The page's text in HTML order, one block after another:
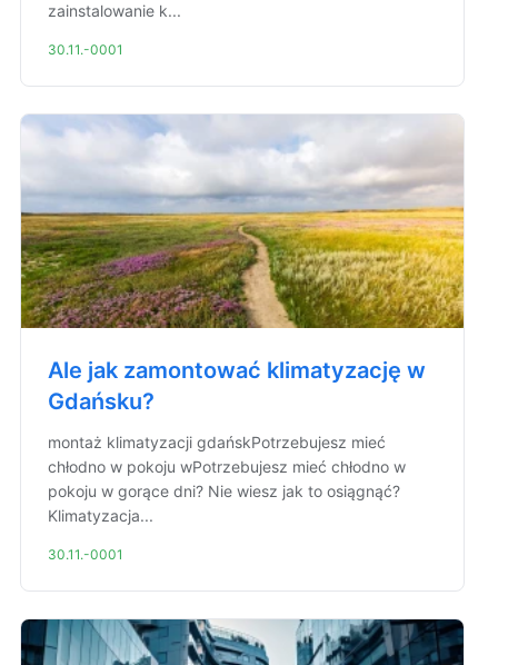
zainstalowanie k...
30.11.-0001
Ale jak zamontować klimatyzację w
Gdańsku?
montaż klimatyzacji gdańskPotrzebujesz mieć
chłodno w pokoju wPotrzebujesz mieć chłodno w
pokoju w gorące dni? Nie wiesz jak to osiągnąć?
Klimatyzacja...
30.11.-0001